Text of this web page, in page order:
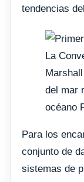
tendencias
La
del mar
océano
Para los
conjunto de
sistemas de